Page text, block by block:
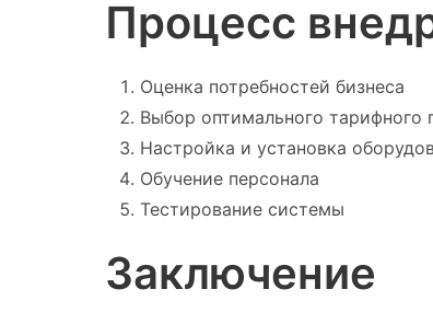
Процесс
Оценка потребностей бизнеса
Выбор оптимального тарифного
Настройка и установка
Обучение персонала
Тестирование системы
Заключение